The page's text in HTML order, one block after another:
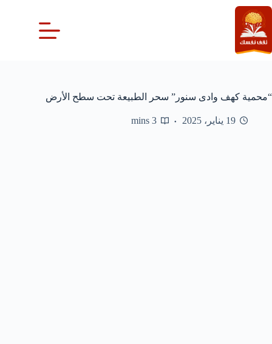
التجاوز
إلى
المحتوى
“محمية كهف وادى سنور” سحر الطبيعة تحت سطح الأرض
19 يناير، 2025 3 mins